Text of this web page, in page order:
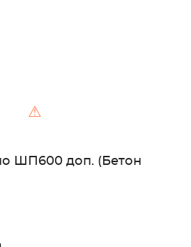
⚠
ШП600 доп. (Бетон